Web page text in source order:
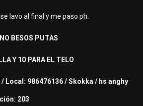
se lavo al final y me paso ph.
BESOS PUTAS
Y 10 PARA EL TELO
Local: 986476136 / Skokka / hs anghy
203